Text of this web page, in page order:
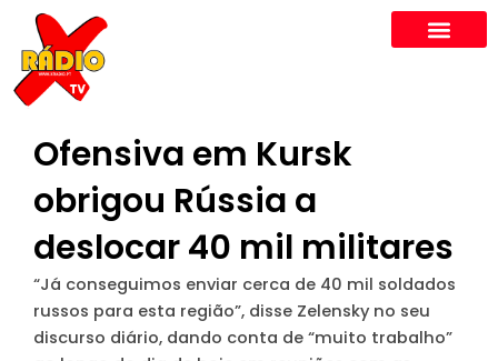
content
Ofensiva em Kursk
obrigou Rússia a
deslocar 40 mil militares
“Já conseguimos enviar cerca de 40 mil soldados
russos para esta região”, disse Zelensky no seu
discurso diário, dando conta de “muito trabalho”